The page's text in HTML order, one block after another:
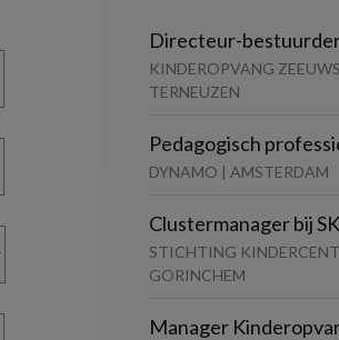
Directeur-
KINDEROPVANG
TERNEUZEN
Pedagogisch
DYNAMO | AMSTERDAM
Clustermanager bij
STICHTING
GORINCHEM
Manager